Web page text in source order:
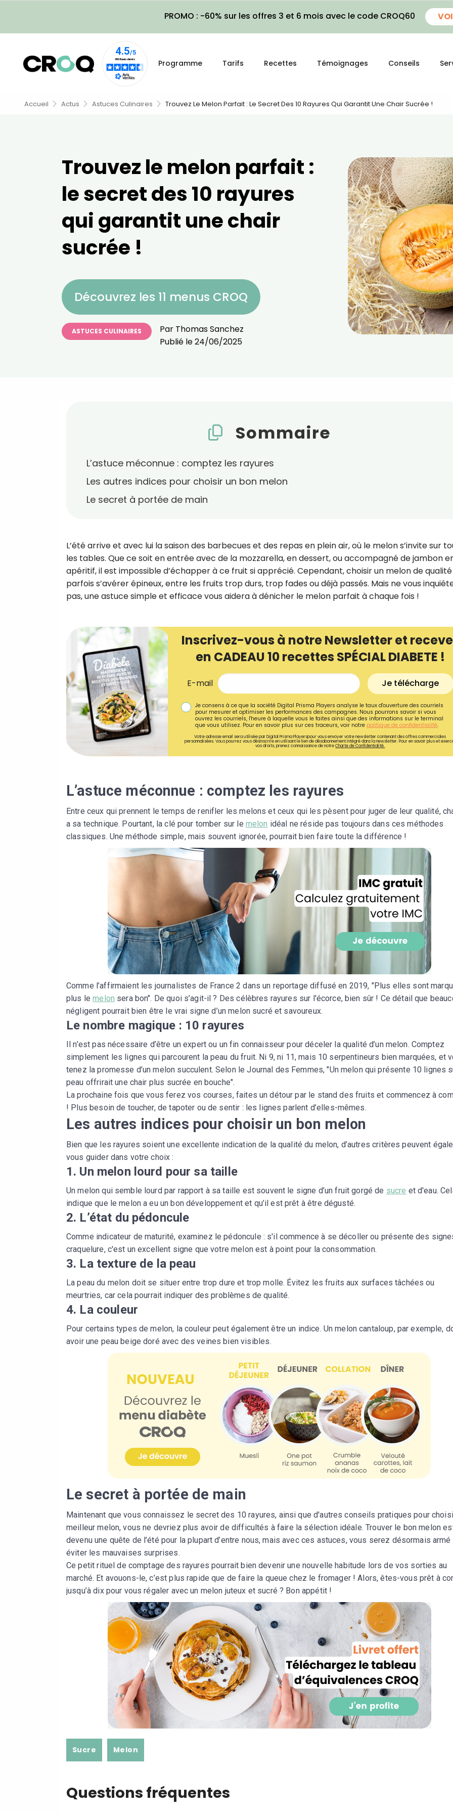
PROMO : -60% sur les offres 3 et 6 mois avec le code CROQ60
Programme Tarifs Recettes Témoignages Conseils
Accueil Actus Astuces Culinaires Trouvez Le Melon Parfait : Le Secret Des 10 Rayures Qui Garantit Une Chair Sucrée !
Trouvez le melon parfait :
le secret des 10 rayures
qui garantit une chair
sucrée !
Découvrez les 11 menus CROQ
ASTUCES CULINAIRES Par Thomas Sanchez
Publié le24/06/2025
Sommaire
L’astuce méconnue : comptez les rayures
Les autres indices pour choisir un bon melon
Le secret à portée de main
L’été arrive et avec lui la saison des barbecues et des repas en plein air, où le melon s’invite sur
les tables. Que ce soit en entrée avec de la mozzarella, en dessert, ou accompagné de jambon
apéritif, il est impossible d’échapper à ce fruit si apprécié. Cependant, choisir un melon de
parfois s’avérer épineux, entre les fruits trop durs, trop fades ou déjà passés. Mais ne vous
pas, une astuce simple et efficace vous aidera à dénicher le melon parfait à chaque fois !
Inscrivez-vous à notre Newsletter et
en CADEAU 10 recettes SPÉCIAL DIABETE !
E-mail Je télécharge
Je consens à ce que la société Digital Prisma Players analyse le taux d'ouverture des courriels
pour mesurer et optimiser les performances des campagnes. Nous pourrons savoir si vous
ouvrez les courriels, l'heure à laquelle vous le faites ainsi que des informations sur le terminal
que vous utilisez. Pour en savoir plus sur ces traceurs, voir notre politique de confidentialité.
Votre adresse email sera utilisée par Digital Prisma Playerspour vous envoyer votre newsletter contenant des offres commerciales
personnalisées. Vous pourrez vous désinscrire en utilisant le lien de désabonnement intégré dans la newsletter. Pour en savoir plus et
vos droits, prenez connaissance de notreCharte de Confidentialité.
L’astuce méconnue : comptez les rayures
Entre ceux qui prennent le temps de renifler les melons et ceux qui les pèsent pour juger de leur qualité,
a sa technique. Pourtant, la clé pour tomber sur le melon idéal ne réside pas toujours dans ces méthodes
classiques. Une méthode simple, mais souvent ignorée, pourrait bien faire toute la différence !
Comme l’affirmaient les journalistes de France 2 dans un reportage diffusé en 2019, "Plus elles sont
plus lemelon sera bon". De quoi s’agit-il ? Des célèbres rayures sur l'écorce, bien sûr ! Ce détail que
négligent pourrait bien être le vrai signe d’un melon sucré et savoureux.
Le nombre magique : 10 rayures
Il n’est pas nécessaire d’être un expert ou un fin connaisseur pour déceler la qualité d’un melon. Comptez
simplement les lignes qui parcourent la peau du fruit. Ni 9, ni 11, mais 10 serpentineurs bien marquées, et
tenez la promesse d’un melon succulent. Selon le Journal des Femmes, "Un melon qui présente 10 lignes
peau offrirait une chair plus sucrée en bouche".
La prochaine fois que vous ferez vos courses, faites un détour par le stand des fruits et commencez à
! Plus besoin de toucher, de tapoter ou de sentir : les lignes parlent d’elles-mêmes.
Les autres indices pour choisir un bon melon
Bien que les rayures soient une excellente indication de la qualité du melon, d’autres critères peuvent
vous guider dans votre choix :
1. Un melon lourd pour sa taille
Un melon qui semble lourd par rapport à sa taille est souvent le signe d’un fruit gorgé de sucre et d'eau.
indique que le melon a eu un bon développement et qu’il est prêt à être dégusté.
2. L’état du pédoncule
Comme indicateur de maturité, examinez le pédoncule : s'il commence à se décoller ou présente des
craquelure, c'est un excellent signe que votre melon est à point pour la consommation.
3. La texture de la peau
La peau du melon doit se situer entre trop dure et trop molle. Évitez les fruits aux surfaces tâchées ou
meurtries, car cela pourrait indiquer des problèmes de qualité.
4. La couleur
Pour certains types de melon, la couleur peut également être un indice. Un melon cantaloup, par exemple,
avoir une peau beige doré avec des veines bien visibles.
Le secret à portée de main
Maintenant que vous connaissez le secret des 10 rayures, ainsi que d'autres conseils pratiques pour
meilleur melon, vous ne devriez plus avoir de difficultés à faire la sélection idéale. Trouver le bon melon
devenu une quête de l’été pour la plupart d’entre nous, mais avec ces astuces, vous serez désormais armé
éviter les mauvaises surprises.
Ce petit rituel de comptage des rayures pourrait bien devenir une nouvelle habitude lors de vos sorties au
marché. Et avouons-le, c’est plus rapide que de faire la queue chez le fromager ! Alors, êtes-vous prêt à
jusqu’à dix pour vous régaler avec un melon juteux et sucré ? Bon appétit !
Sucre Melon
Questions fréquentes
Recevez gratuitement
de nos meilleures
spécial diabète !
Ainsi que la newsletter
Je consens à ce que la société
Prisma Players analyse le taux
des courriels pour mesurer et
performances des campagnes.
pourrons savoir si vous ouvrez les
Je reçois mon cadeau !
personnalisées. Vous pourrez vous désinscrire en
désabonnement intégré dans la newsletter. Pour en
exercer vos droits, prenez connaissance de notre
Confidentialité.